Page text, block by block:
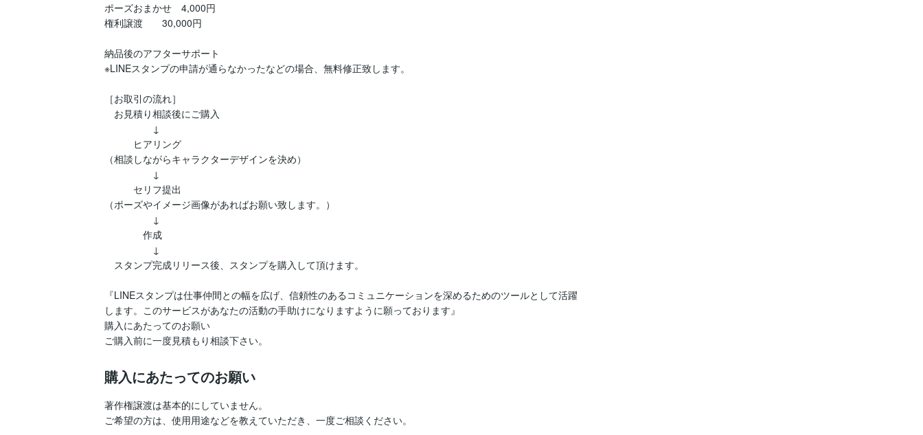
ポーズおまかせ　4,000円
権利譲渡　　30,000円
納品後のアフターサポート
※LINEスタンプの申請が通らなかったなどの場合、無料修正致します。
［お取引の流れ］
お見積り相談後にご購入
↓
ヒアリング
（相談しながらキャラクターデザインを決め）
↓
セリフ提出
（ポーズやイメージ画像があればお願い致します。）
↓
作成
↓
スタンプ完成リリース後、スタンプを購入して頂けます。
『LINEスタンプは仕事仲間との幅を広げ、信頼性のあるコミュニケーションを深めるためのツールとして活躍
します。このサービスがあなたの活動の手助けになりますように願っております』
購入にあたってのお願い
ご購入前に一度見積もり相談下さい。
購入にあたってのお願い
著作権譲渡は基本的にしていません。
ご希望の方は、使用用途などを教えていただき、一度ご相談ください。